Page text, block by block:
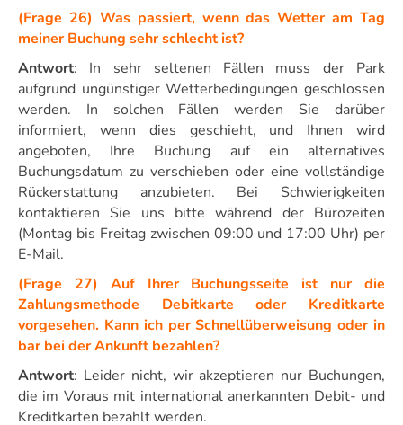
(Frage 26) Was passiert, wenn das Wetter am Tag
meiner Buchung sehr schlecht ist?
Antwort: In sehr seltenen Fällen muss der Park
aufgrund ungünstiger Wetterbedingungen geschlossen
werden. In solchen Fällen werden Sie darüber
informiert, wenn dies geschieht, und Ihnen wird
angeboten, Ihre Buchung auf ein alternatives
Buchungsdatum zu verschieben oder eine vollständige
Rückerstattung anzubieten. Bei Schwierigkeiten
kontaktieren Sie uns bitte während der Bürozeiten
(Montag bis Freitag zwischen 09:00 und 17:00 Uhr) per
E-Mail.
(Frage 27) Auf Ihrer Buchungsseite ist nur die
Zahlungsmethode Debitkarte oder Kreditkarte
vorgesehen. Kann ich per Schnellüberweisung oder in
bar bei der Ankunft bezahlen?
Antwort: Leider nicht, wir akzeptieren nur Buchungen,
die im Voraus mit international anerkannten Debit- und
Kreditkarten bezahlt werden.